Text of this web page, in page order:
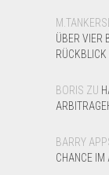
ÜBER VIER
BORIS ZU
BARRY
CHANCE IM